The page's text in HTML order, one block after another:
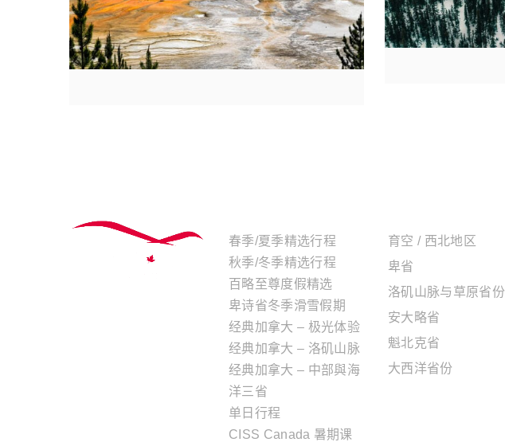
春季/夏季精选行程
秋季/冬季精选行程
百略至尊度假精选
卑诗省冬季滑雪假期
经典加拿大 – 极光体验
经典加拿大 – 洛矶山脉
经典加拿大 – 中部與海
洋三省
单日行程
CISS Canada 暑期课
育空 / 西北地区
卑省
洛矶山脉与草原省份
安大略省
魁北克省
大西洋省份